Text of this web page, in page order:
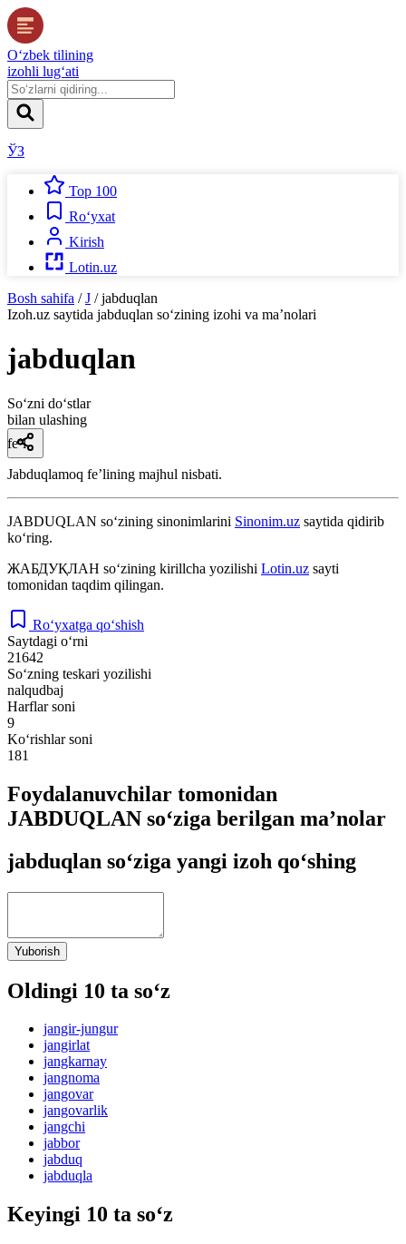
O‘zbek tilining
izohli lug‘ati
ЎЗ
Top 100
Ro‘yxat
Kirish
Lotin.uz
Bosh sahifa / J / jabduqlan
Izoh.uz saytida jabduqlan so‘zining izohi va ma’nolari
jabduqlan
So‘zni do‘stlar
bilan ulashing
fe’l
Jabduqlamoq feʼlining majhul nisbati.
JABDUQLAN so‘zining sinonimlarini Sinonim.uz saytida qidirib
ko‘ring.
ЖАБДУҚЛАН so‘zining kirillcha yozilishi Lotin.uz sayti
tomonidan taqdim qilingan.
Ro‘yxatga qo‘shish
Saytdagi o‘rni
21642
So‘zning teskari yozilishi
nalqudbaj
Harflar soni
9
Ko‘rishlar soni
181
Foydalanuvchilar tomonidan
JABDUQLAN so‘ziga berilgan ma’nolar
jabduqlan so‘ziga yangi izoh qo‘shing
Yuborish
Oldingi 10 ta so‘z
jangir-jungur
jangirlat
jangkarnay
jangnoma
jangovar
jangovarlik
jangchi
jabbor
jabduq
jabduqla
Keyingi 10 ta so‘z